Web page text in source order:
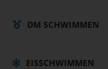
DM SCHWIMMEN
EISSCHWIMMEN